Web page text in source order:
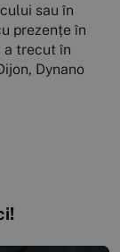
sau în
prezențe în
a trecut în
Dynano